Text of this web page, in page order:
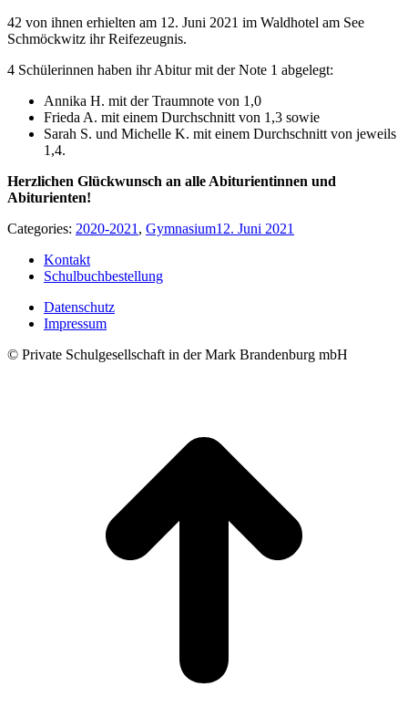
42 von ihnen erhielten am 12. Juni 2021 im Waldhotel am See
Schmöckwitz ihr Reifezeugnis.
4 Schülerinnen haben ihr Abitur mit der Note 1 abgelegt:
Annika H. mit der Traumnote von 1,0
Frieda A. mit einem Durchschnitt von 1,3 sowie
Sarah S. und Michelle K. mit einem Durchschnitt von jeweils
1,4.
Herzlichen Glückwunsch an alle Abiturientinnen und
Abiturienten!
Categories: 2020-2021 , Gymnasium12. Juni 2021
Kontakt
Schulbuchbestellung
Datenschutz
Impressum
© Private Schulgesellschaft in der Mark Brandenburg mbH